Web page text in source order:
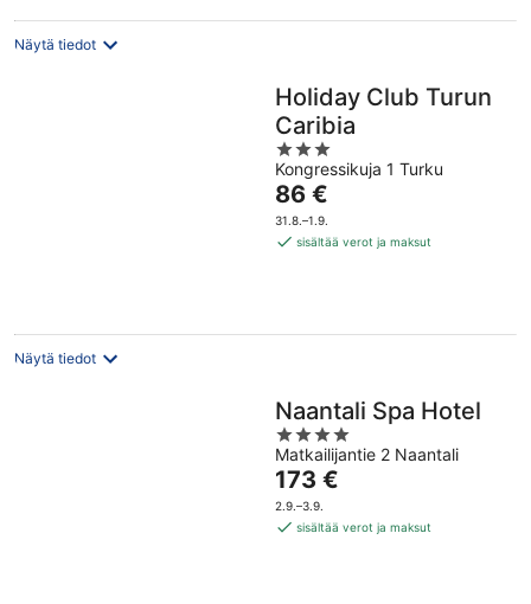
Näytä tiedot
Holiday Club Turun
Caribia
3
out
of
5
Kongressikuja 1 Turku
Hinta
on
86 €
86 €
31.8.–1.9.
sisältää verot ja maksut
Näytä tiedot
Naantali Spa Hotel
4
out
of
5
Matkailijantie 2 Naantali
Hinta
on
173 €
173 €
2.9.–3.9.
sisältää verot ja maksut